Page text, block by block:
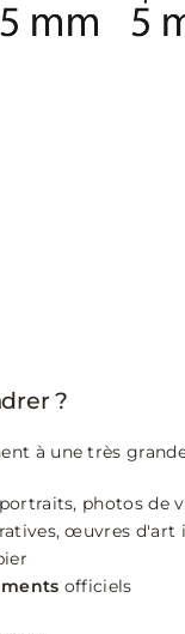
?
à une très
photos de
œuvres d'art
officiels